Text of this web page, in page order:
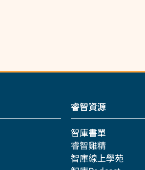
睿智資源
智庫書單
睿智雞精
智庫線上學苑